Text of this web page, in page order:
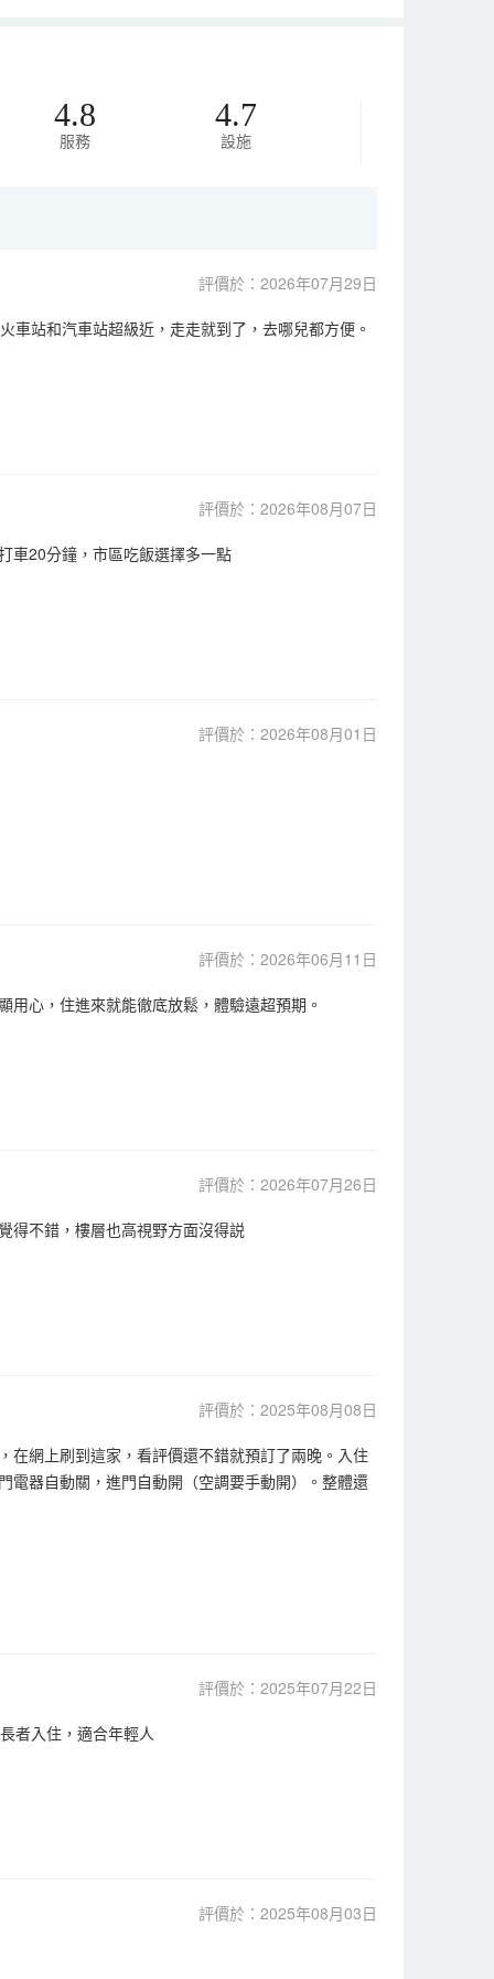
4.8
服務
4.7
設施
評價於：2026年07月29日
站和汽車站超級近，走走就到了，去哪兒都方便。
評價於：2026年08月07日
車20分鐘，市區吃飯選擇多一點
評價於：2026年08月01日
評價於：2026年06月11日
心，住進來就能徹底放鬆，體驗遠超預期。
評價於：2026年07月26日
得不錯，樓層也高視野方面沒得説
評價於：2025年08月08日
在網上刷到這家，看評價還不錯就預訂了兩晚。入住
電器自動關，進門自動開（空調要手動開）。整體還
評價於：2025年07月22日
者入住，適合年輕人
評價於：2025年08月03日